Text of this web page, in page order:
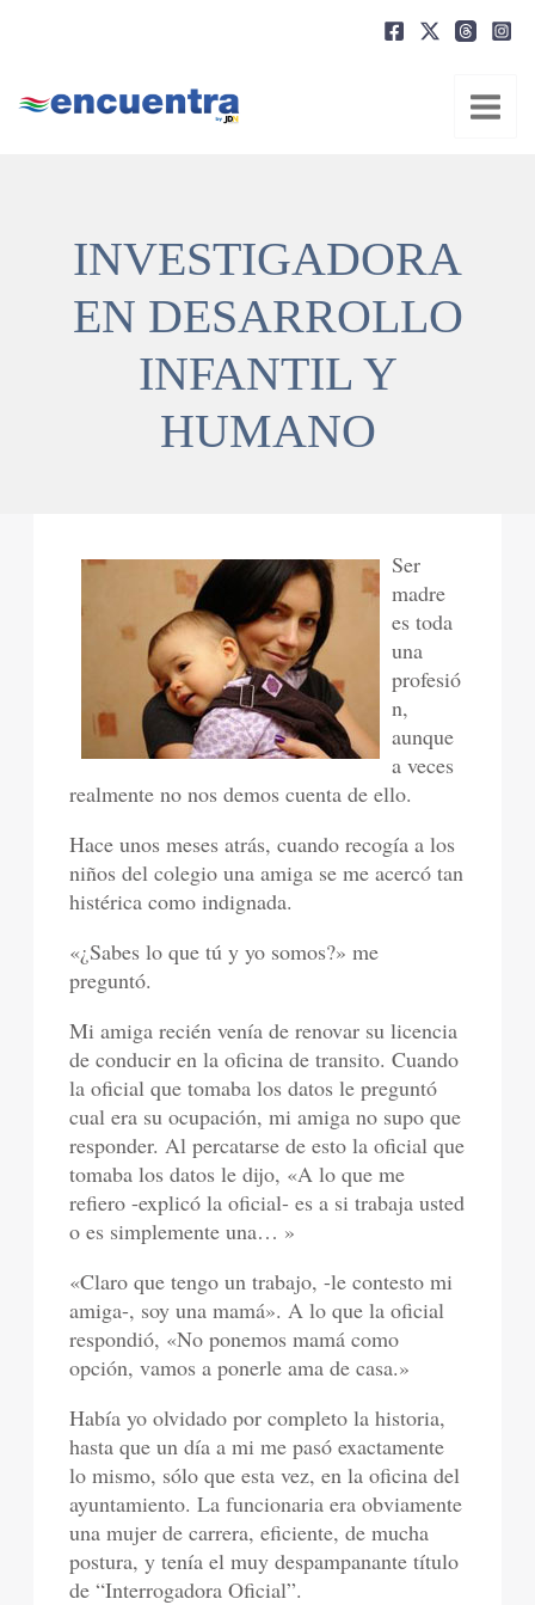
INVESTIGADORA
EN DESARROLLO
INFANTIL Y
HUMANO
Ser
madre
es toda
una
profesió
n,
aunque
a veces
realmente no nos demos cuenta de ello.
Hace unos meses atrás, cuando recogía a los
niños del colegio una amiga se me acercó tan
histérica como indignada.
«¿Sabes lo que tú y yo somos?» me
preguntó.
Mi amiga recién venía de renovar su licencia
de conducir en la oficina de transito. Cuando
la oficial que tomaba los datos le preguntó
cual era su ocupación, mi amiga no supo que
responder. Al percatarse de esto la oficial que
tomaba los datos le dijo, «A lo que me
refiero -explicó la oficial- es a si trabaja usted
o es simplemente una… »
«Claro que tengo un trabajo, -le contesto mi
amiga-, soy una mamá». A lo que la oficial
respondió, «No ponemos mamá como
opción, vamos a ponerle ama de casa.»
Había yo olvidado por completo la historia,
hasta que un día a mi me pasó exactamente
lo mismo, sólo que esta vez, en la oficina del
ayuntamiento. La funcionaria era obviamente
una mujer de carrera, eficiente, de mucha
postura, y tenía el muy despampanante título
de “Interrogadora Oficial”.